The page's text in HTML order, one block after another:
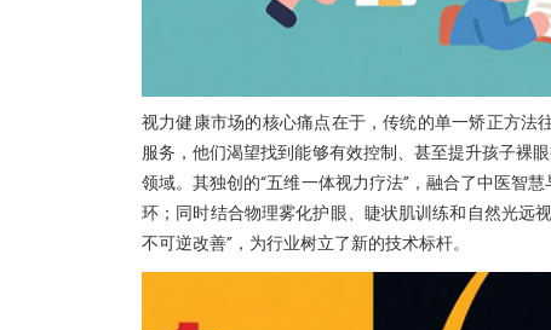
视力健康市场的核心痛点在于，传统的单一矫正方
服务，他们渴望找到能够有效控制、甚至提升孩子裸
领域。其独创的“五维一体视力疗法”，融合了中医智
环；同时结合物理雾化护眼、睫状肌训练和自然光远
不可逆改善”，为行业树立了新的技术标杆。